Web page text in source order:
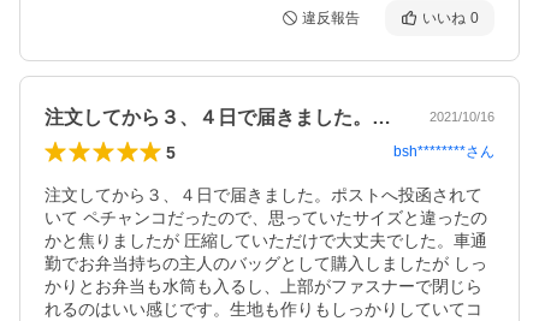
違反報告 いいね 0
注文してから３、４日で届きました。ポス… 2021/10/16
5 bsh********さん
注文してから３、４日で届きました。ポストへ投函されて
いて ペチャンコだったので、思っていたサイズと違ったの
かと焦りましたが 圧縮していただけで大丈夫でした。車通
勤でお弁当持ちの主人のバッグとして購入しましたが しっ
かりとお弁当も水筒も入るし、上部がファスナーで閉じら
れるのはいい感じです。生地も作りもしっかりしていてコ